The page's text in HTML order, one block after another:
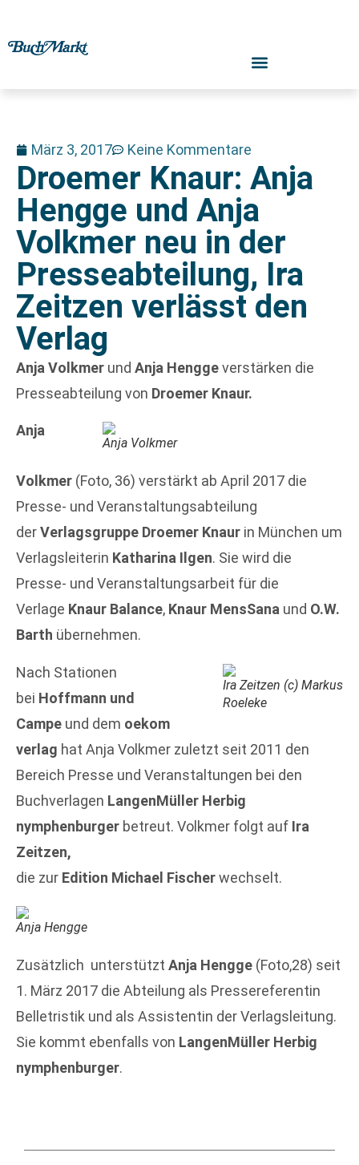
März 3, 2017 Keine Kommentare
Droemer Knaur: Anja
Hengge und Anja
Volkmer neu in der
Presseabteilung, Ira
Zeitzen verlässt den
Verlag
Anja Volkmer und Anja Henggeverstärken die
Presseabteilung von Droemer Knaur.
Anja Volkmer
Anja
Volkmer (Foto, 36) verstärkt ab April 2017 die
Presse- und Veranstaltungsabteilung
derVerlagsgruppe Droemer Knaur in München um
Verlagsleiterin Katharina Ilgen. Sie wird die
Presse- und Veranstaltungsarbeit für die
Verlage Knaur Balance, Knaur MensSana und O.W.
Barth übernehmen.
Ira Zeitzen (c) Markus
Roeleke
Nach Stationen
bei Hoffmann und
Campe und dem oekom
verlag hat Anja Volkmer zuletzt seit 2011 den
Bereich Presse und Veranstaltungen bei den
Buchverlagen LangenMüller Herbig
nymphenburger betreut. Volkmer folgt auf Ira
Zeitzen,
die zur Edition Michael Fischerwechselt.
Anja Hengge
Zusätzlich unterstützt Anja Hengge (Foto,28) seit
1. März 2017 die Abteilung als Pressereferentin
Belletristik und als Assistentin der Verlagsleitung.
Sie kommt ebenfalls von LangenMüller Herbig
nymphenburger.